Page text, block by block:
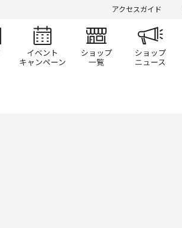
アクセスガイド
チラシ情報 イベント/キャンペーン
ショップ一覧